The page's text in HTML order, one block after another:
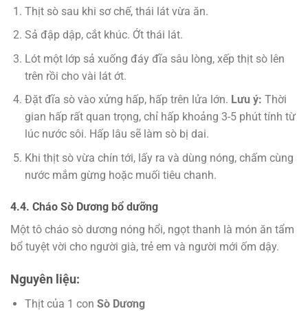
Thịt sò sau khi sơ chế, thái lát vừa ăn.
Sả đập dập, cắt khúc. Ớt thái lát.
Lót một lớp sả xuống đáy đĩa sâu lòng, xếp thịt sò lên
trên rồi cho vài lát ớt.
Đặt đĩa sò vào xửng hấp, hấp trên lửa lớn. Lưu ý: Thời
gian hấp rất quan trọng, chỉ hấp khoảng 3-5 phút tính từ
lúc nước sôi. Hấp lâu sẽ làm sò bị dai.
Khi thịt sò vừa chín tới, lấy ra và dùng nóng, chấm cùng
nước mắm gừng hoặc muối tiêu chanh.
4.4. Cháo Sò Dương bổ dưỡng
Một tô cháo sò dương nóng hổi, ngọt thanh là món ăn tẩm
bổ tuyệt vời cho người già, trẻ em và người mới ốm dậy.
Nguyên liệu:
Thịt của 1 con Sò Dương